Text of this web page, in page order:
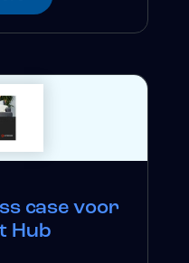
case voor
Hub